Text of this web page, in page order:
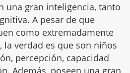
una gran inteligencia, tanto
A pesar de que
como extremadamente
la verdad es que son niños
percepción, capacidad
Además, poseen una gran